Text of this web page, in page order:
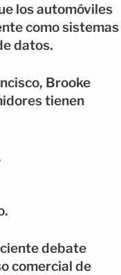
los automóviles
como sistemas
datos.
Brooke
tienen
debate
comercial de